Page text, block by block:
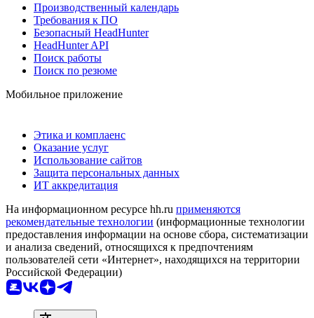
Производственный календарь
Требования к ПО
Безопасный HeadHunter
HeadHunter API
Поиск работы
Поиск по резюме
Мобильное приложение
Этика и комплаенс
Оказание услуг
Использование сайтов
Защита персональных данных
ИТ аккредитация
На информационном ресурсе hh.ru применяются
рекомендательные технологии (информационные технологии
предоставления информации на основе сбора, систематизации
и анализа сведений, относящихся к предпочтениям
пользователей сети «Интернет», находящихся на территории
Российской Федерации)